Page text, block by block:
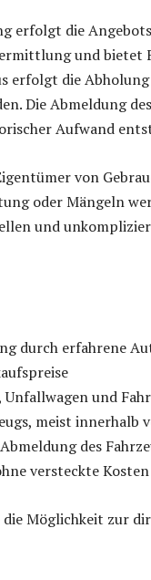
erfolgt die
und
erfolgt die
Die Abmeldung
Aufwand
von
oder Mängeln
und
durch erfahrene
Unfallwagen und
meist innerhalb
des
versteckte Kosten
Möglichkeit zur